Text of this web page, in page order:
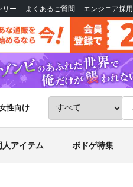
リー よくあるご質問 エンジニア採用
性向け
人アイテム ボドゲ特集